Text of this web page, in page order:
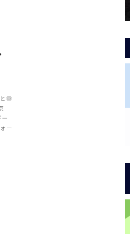
幸
ー
ー